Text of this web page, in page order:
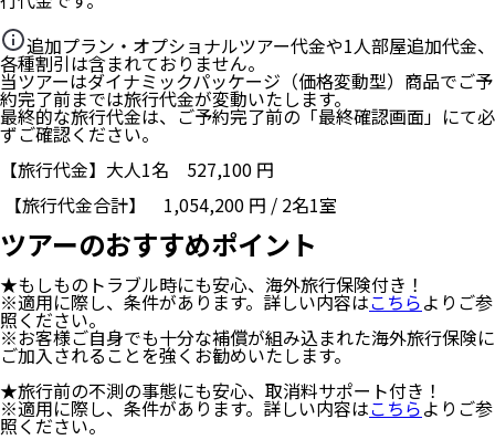
追加プラン・オプショナルツアー代金や1人部屋追加代金、
各種割引は含まれておりません。
当ツアーはダイナミックパッケージ（価格変動型）商品でご予
約完了前までは旅行代金が変動いたします。
最終的な旅行代金は、ご予約完了前の「最終確認画面」にて必
ずご確認ください。
【旅行代金】大人1名 527,100 円
【旅行代金合計】 1,054,200 円 / 2名1室
ツアーのおすすめポイント
★もしものトラブル時にも安心、海外旅行保険付き！
※適用に際し、条件があります。詳しい内容はこちらよりご参
照ください。
※お客様ご自身でも十分な補償が組み込まれた海外旅行保険に
ご加入されることを強くお勧めいたします。
★旅行前の不測の事態にも安心、取消料サポート付き！
※適用に際し、条件があります。詳しい内容はこちらよりご参
照ください。